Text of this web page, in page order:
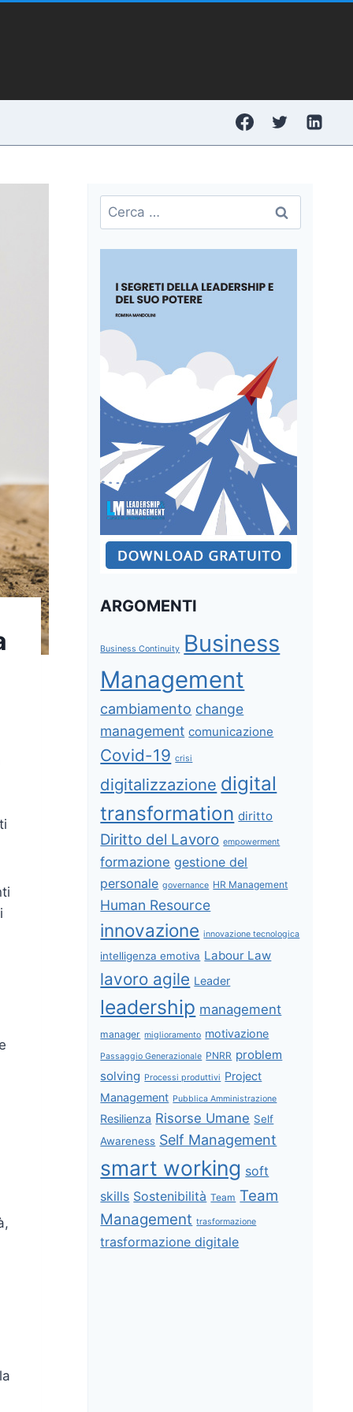
Ricerca
per:
ARGOMENTI
Business Continuity Business
Management
cambiamento change
management comunicazione
Covid-19 crisi
digitalizzazione digital
transformation diritto
Diritto del Lavoro empowerment
formazione gestione del
personale governance HR Management
Human Resource
innovazione innovazione tecnologica
intelligenza emotiva Labour Law
lavoro agile Leader
leadership management
manager miglioramento motivazione
Passaggio Generazionale PNRR problem
solving Processi produttivi Project
Management Pubblica Amministrazione
Resilienza Risorse Umane Self
Awareness Self Management
smart working soft
skills Sostenibilità Team Team
Management trasformazione
trasformazione digitale